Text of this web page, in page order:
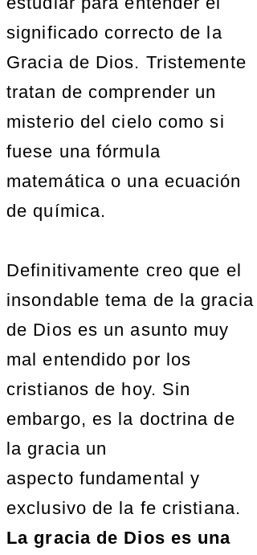
significado correcto de la
Gracia de Dios. Tristemente
tratan de comprender un
misterio del cielo como si
fuese una fórmula
matemática o una ecuación
de química.
Definitivamente creo que el
insondable tema de la gracia
de Dios es un asunto muy
mal entendido por los
cristianos de hoy. Sin
embargo, es la doctrina de
la gracia un
aspecto fundamental y
exclusivo de la fe cristiana.
La gracia de Dios es una